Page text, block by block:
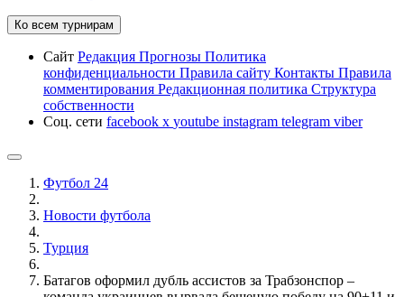
Ко всем турнирам
Сайт Редакция Прогнозы Политика
конфиденциальности Правила сайту Контакты Правила
комментирования Редакционная политика Структура
собственности
Соц. сети facebook x youtube instagram telegram viber
Футбол 24
Новости футбола
Турция
Батагов оформил дубль ассистов за Трабзонспор –